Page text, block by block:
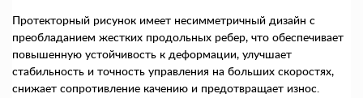
Протекторный рисунок имеет несимметричный дизайн с
преобладанием жестких продольных ребер, что обеспечивает
повышенную устойчивость к деформации, улучшает
стабильность и точность управления на больших скоростях,
снижает сопротивление качению и предотвращает износ.